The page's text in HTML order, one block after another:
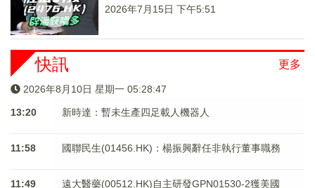
2026年7月15日 下午5:51
更多
快訊
2026年8月10日 星期一 05:28:48
13:20 新時達：暫未生產四足載人機器人
11:58 國聯民生(01456.HK)：楊振興辭任非執行董事職務
11:49
遠大醫藥(00512.HK)自主研發GPN01530-2獲美國